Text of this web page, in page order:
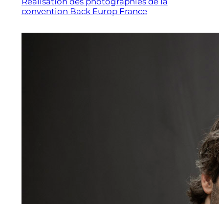
convention Back Europ France